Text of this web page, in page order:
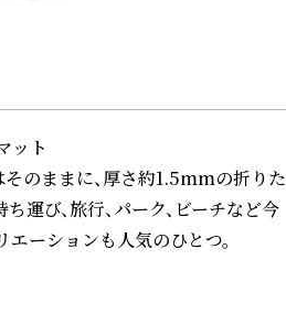
ット
そのままに、厚さ約1.5mmの折りた
び、旅行、パーク、ビーチなど今
ーションも人気のひとつ。